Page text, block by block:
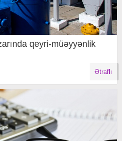
qeyri-müəyyənlik
Ətraflı